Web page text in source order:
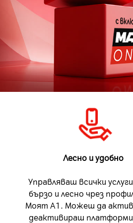
Лесно иудобно
Управляваш всички
бързо и лесно чрез
Моят A1. Можеш да
деактивираш платформи